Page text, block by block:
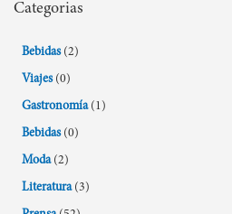
Categorias
Bebidas (2)
Viajes (0)
Gastronomía (1)
Bebidas (0)
Moda (2)
Literatura (3)